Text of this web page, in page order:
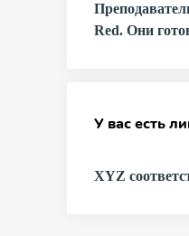
Red. Они
У вас есть
XYZ